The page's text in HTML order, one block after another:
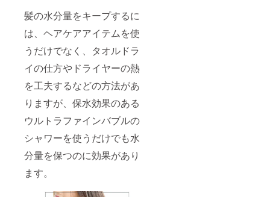
髪の水分量をキープするに
は、ヘアケアアイテムを使
うだけでなく、タオルドラ
イの仕方やドライヤーの熱
を工夫するなどの方法があ
りますが、保水効果のある
ウルトラファインバブルの
シャワーを使うだけでも水
分量を保つのに効果があり
ます。